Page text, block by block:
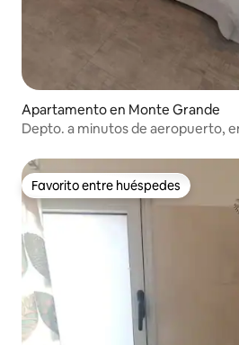
Apartamento en Monte Grande
Depto. a minutos de aeropuerto,
Favorito entre huéspedes
Favorito entre huéspedes